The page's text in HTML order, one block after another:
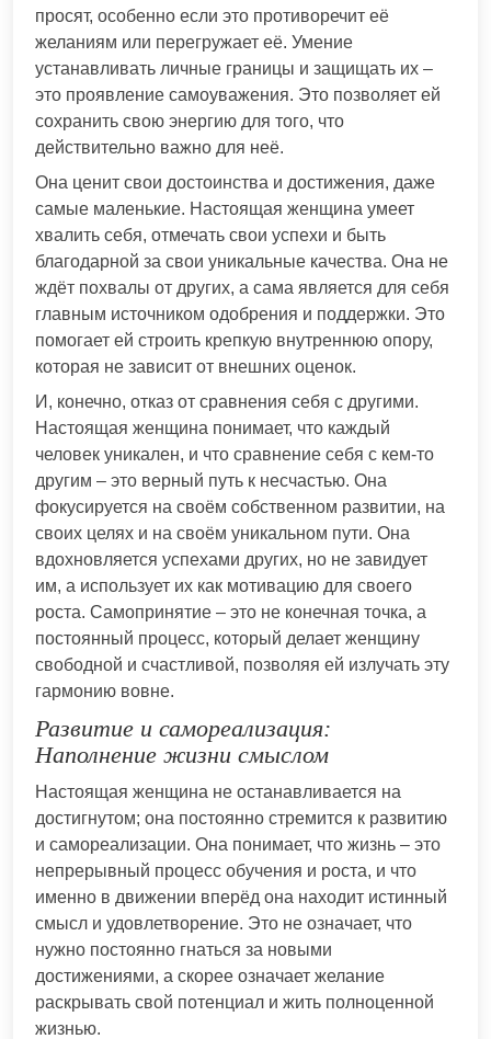
просят, особенно если это противоречит её
желаниям или перегружает её. Умение
устанавливать личные границы и защищать их –
это проявление самоуважения. Это позволяет ей
сохранить свою энергию для того, что
действительно важно для неё.
Она ценит свои достоинства и достижения, даже
самые маленькие. Настоящая женщина умеет
хвалить себя, отмечать свои успехи и быть
благодарной за свои уникальные качества. Она не
ждёт похвалы от других, а сама является для себя
главным источником одобрения и поддержки. Это
помогает ей строить крепкую внутреннюю опору,
которая не зависит от внешних оценок.
И, конечно, отказ от сравнения себя с другими.
Настоящая женщина понимает, что каждый
человек уникален, и что сравнение себя с кем-то
другим – это верный путь к несчастью. Она
фокусируется на своём собственном развитии, на
своих целях и на своём уникальном пути. Она
вдохновляется успехами других, но не завидует
им, а использует их как мотивацию для своего
роста. Самопринятие – это не конечная точка, а
постоянный процесс, который делает женщину
свободной и счастливой, позволяя ей излучать эту
гармонию вовне.
Развитие и самореализация:
Наполнение жизни смыслом
Настоящая женщина не останавливается на
достигнутом; она постоянно стремится к развитию
и самореализации. Она понимает, что жизнь – это
непрерывный процесс обучения и роста, и что
именно в движении вперёд она находит истинный
смысл и удовлетворение. Это не означает, что
нужно постоянно гнаться за новыми
достижениями, а скорее означает желание
раскрывать свой потенциал и жить полноценной
жизнью.